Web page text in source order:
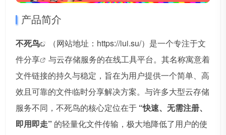
产品简介
不死鸟
（网站地址：https://iui.su/）是一个专注于文
件分享
与云存储服务的在线工具平台。其名称寓意着
文件链接的持久与稳定，旨在为用户提供一个简单、高
效且可靠的文件临时分享解决方案。与许多大型云存储
服务不同，不死鸟的核心定位在于 “快速、无需注册、
即用即走” 的轻量化文件传输，极大地降低了用户的使